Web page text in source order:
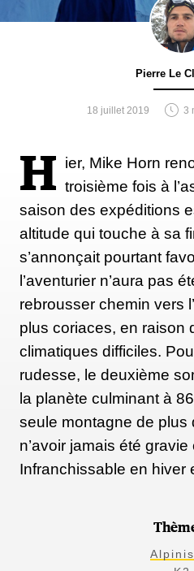
Pierre Le
18 juillet 2019 3
H ier, Mike Horn
troisième fois à
saison des expéditions
altitude qui touche à sa
s’annonçait pourtant
l’aventurier n’aura pas
rebrousser chemin vers
plus coriaces, en raison
climatiques difficiles.
rudesse, le deuxième
la planète culminant à
seule montagne de plus
n’avoir jamais été gravie
Infranchissable en hiver